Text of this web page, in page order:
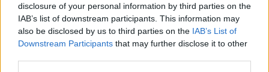
disclosure of your personal information by third parties on the
IAB’s list of downstream participants. This information may
also be disclosed by us to third parties on the IAB’s List of
Downstream Participants that may further disclose it to other
NECROLOGIE